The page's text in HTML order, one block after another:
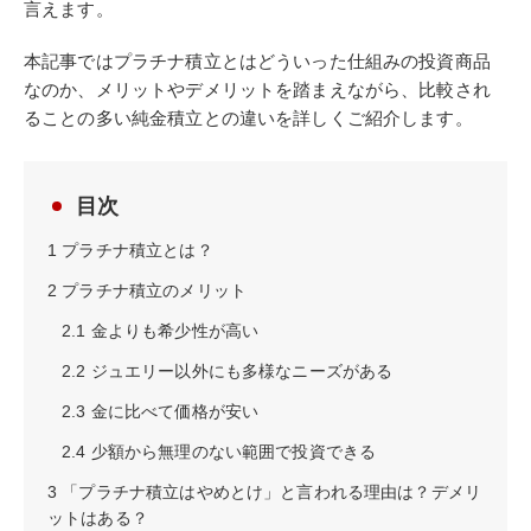
言えます。
本記事ではプラチナ積立とはどういった仕組みの投資商品
なのか、メリットやデメリットを踏まえながら、比較され
ることの多い純金積立との違いを詳しくご紹介します。
目次
1 プラチナ積立とは？
2 プラチナ積立のメリット
2.1 金よりも希少性が高い
2.2 ジュエリー以外にも多様なニーズがある
2.3 金に比べて価格が安い
2.4 少額から無理のない範囲で投資できる
3 「プラチナ積立はやめとけ」と言われる理由は？デメリ
ットはある？